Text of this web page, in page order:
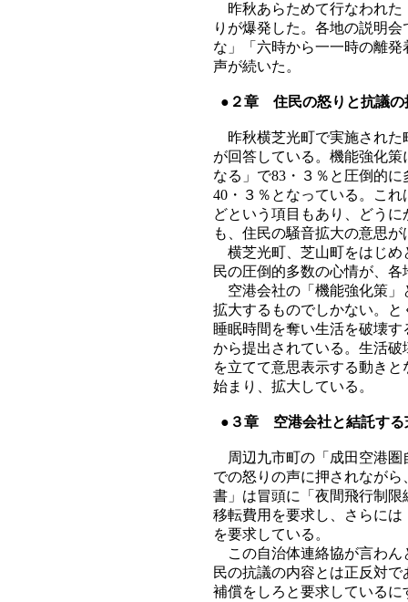
昨秋あらためて行なわれた
りが爆発した。各地の説明
な」「六時から一一時の離
声が続いた。
●２章 住民の怒りと抗議の
昨秋横芝光町で実施された
が回答している。機能強化
なる」で83・３％と圧倒的
40・３％となっている。こ
どという項目もあり、どう
も、住民の騒音拡大の意思
横芝光町、芝山町をはじめ
民の圧倒的多数の心情が、
空港会社の「機能強化策」
拡大するものでしかない。
睡眠時間を奪い生活を破壊
から提出されている。生活
を立てて意思表示する動き
始まり、拡大している。
●３章 空港会社と結託する
周辺九市町の「成田空港圏
での怒りの声に押されなが
書」は冒頭に「夜間飛行制
移転費用を要求し、さらに
を要求している。
この自治体連絡協が言わん
民の抗議の内容とは正反対
補償をしろと要求している